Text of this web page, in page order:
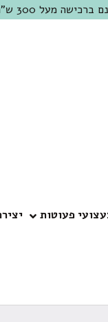
מהיום להיום באזור המרכז | מוזמנים לבקר בחנות בכפר שמריהו
פעוטות